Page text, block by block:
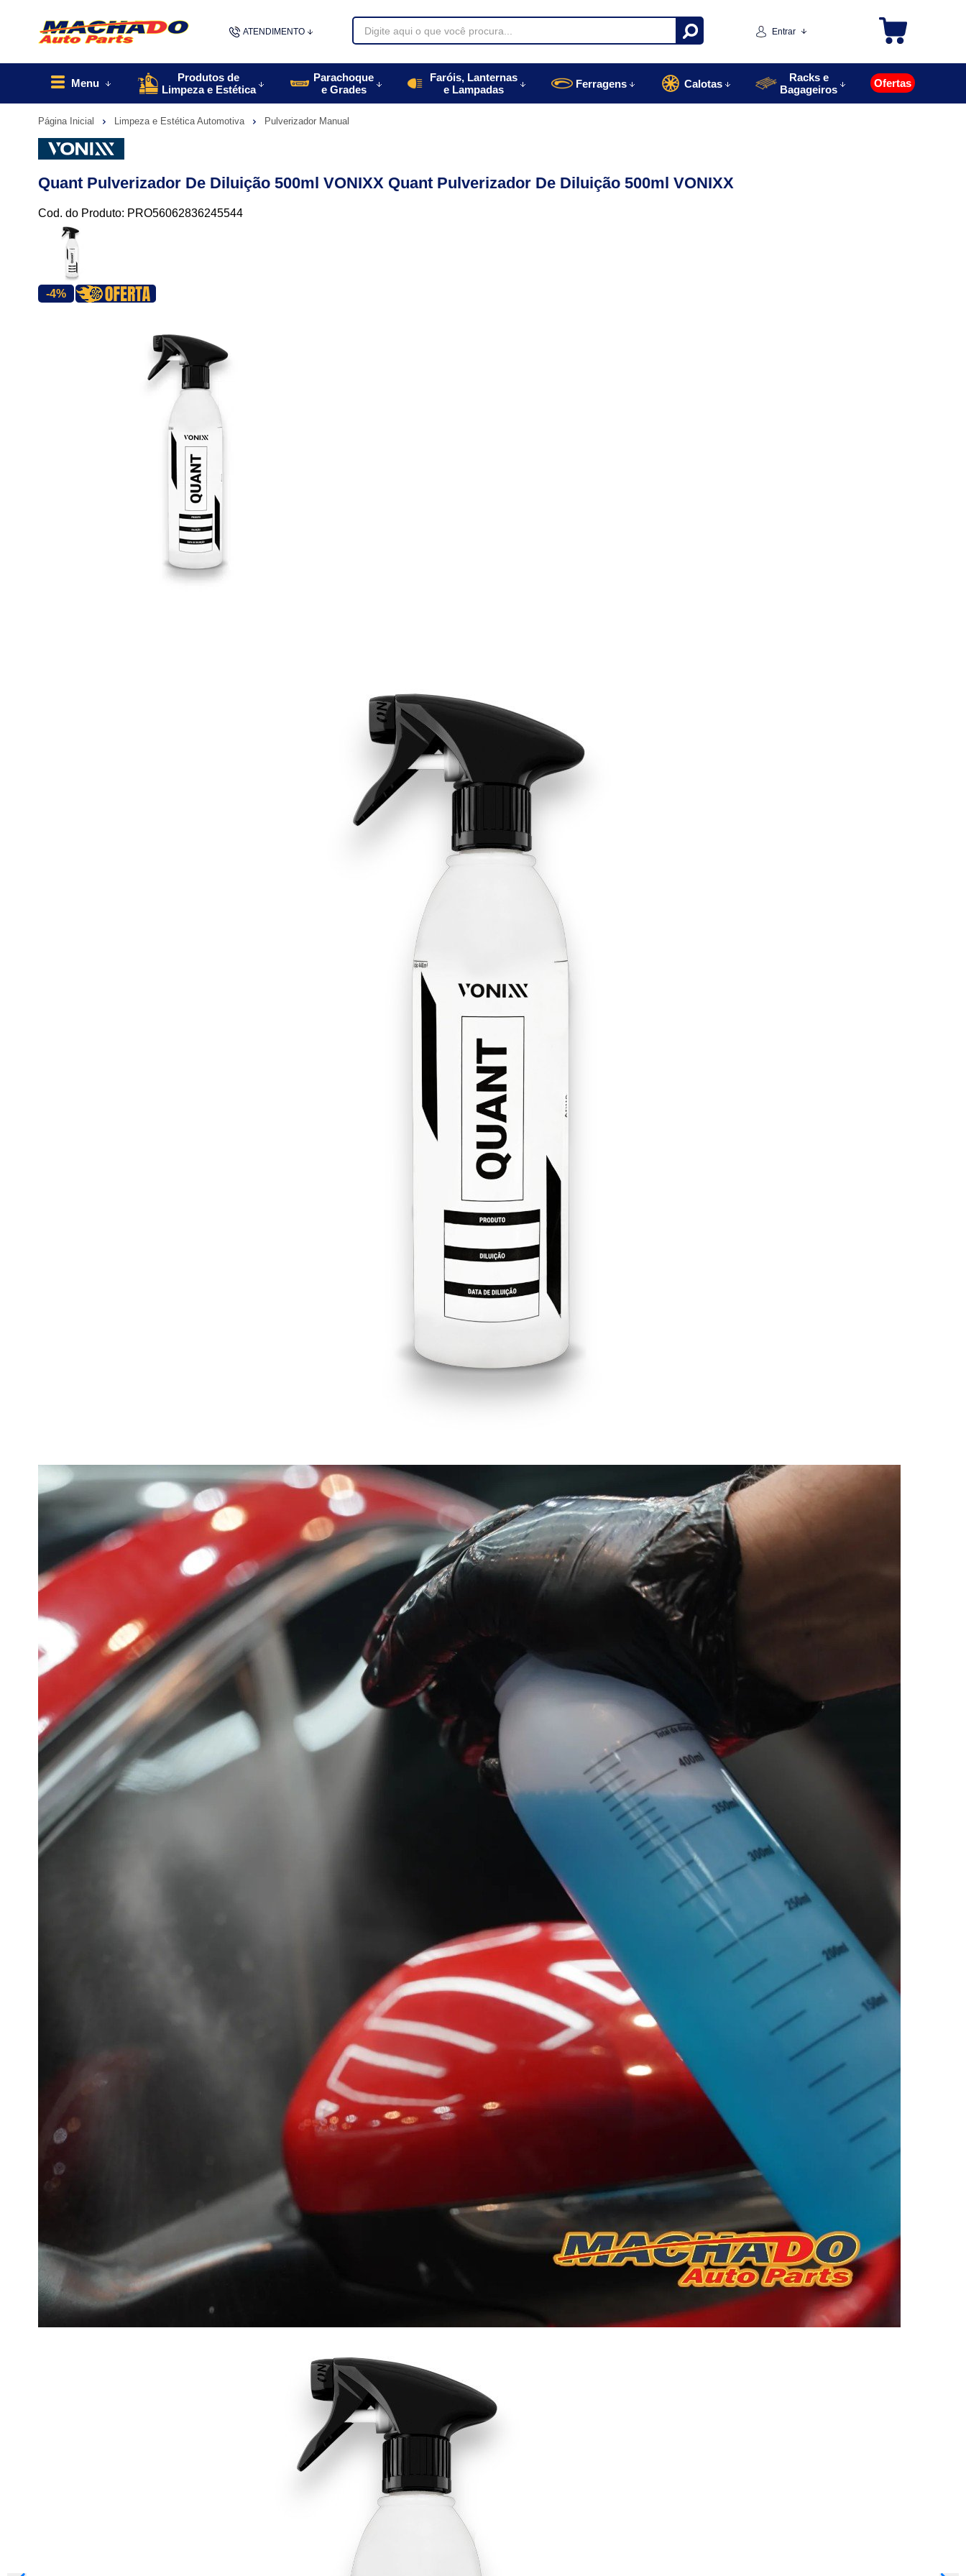
ATENDIMENTO
48996770085
Entrar
Menu
Produtos de
Limpeza e Estética
Parachoque
e Grades
Faróis, Lanternas
e Lampadas
Ferragens Calotas
Racks e
Bagageiros
Ofertas
Página Inicial Limpeza e Estética Automotiva Pulverizador Manual
Quant Pulverizador De Diluição 500ml VONIXX Quant Pulverizador De Diluição 500ml VONIXX
Cod. do Produto: PRO56062836245544
-4%